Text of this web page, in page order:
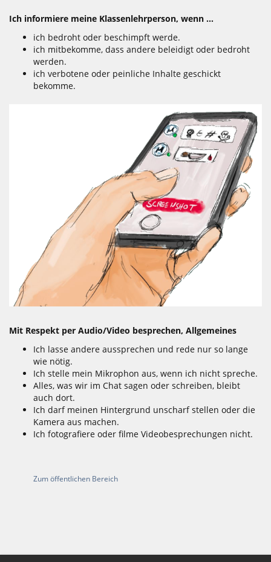
Ich informiere meine Klassenlehrperson, wenn ...
ich bedroht oder beschimpft werde.
ich mitbekomme, dass andere beleidigt oder bedroht
werden.
ich verbotene oder peinliche Inhalte geschickt
bekomme.
Mit Respekt per Audio/Video besprechen, Allgemeines
Ich lasse andere aussprechen und rede nur so lange
wie nötig.
Ich stelle mein Mikrophon aus, wenn ich nicht spreche.
Alles, was wir im Chat sagen oder schreiben, bleibt
auch dort.
Ich darf meinen Hintergrund unscharf stellen oder die
Kamera aus machen.
Ich fotografiere oder filme Videobesprechungen nicht.
Zum öffentlichen Bereich